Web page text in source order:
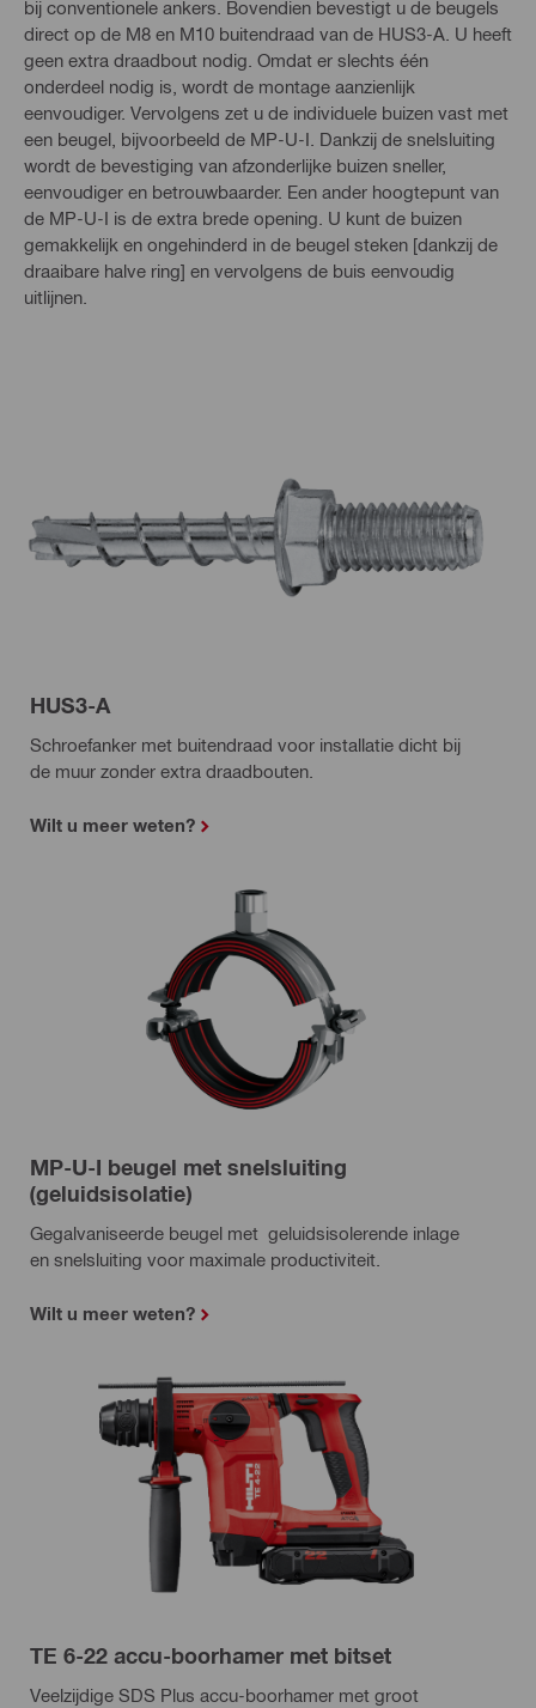
bij conventionele ankers. Bovendien bevestigt u de beugels
direct op de M8 en M10 buitendraad van de HUS3-A. U heeft
geen extra draadbout nodig. Omdat er slechts één
onderdeel nodig is, wordt de montage aanzienlijk
eenvoudiger. Vervolgens zet u de individuele buizen vast met
een beugel, bijvoorbeeld de MP-U-I. Dankzij de snelsluiting
wordt de bevestiging van afzonderlijke buizen sneller,
eenvoudiger en betrouwbaarder. Een ander hoogtepunt van
de MP-U-I is de extra brede opening. U kunt de buizen
gemakkelijk en ongehinderd in de beugel steken [dankzij de
draaibare halve ring] en vervolgens de buis eenvoudig
uitlijnen.
HUS3-A
Schroefanker met buitendraad voor installatie dicht bij
de muur zonder extra draadbouten.
Wilt u meer weten?
MP-U-I beugel met snelsluiting
(geluidsisolatie)
Gegalvaniseerde beugel met geluidsisolerende inlage
en snelsluiting voor maximale productiviteit.
Wilt u meer weten?
TE 6-22 accu-boorhamer met bitset
Veelzijdige SDS Plus accu-boorhamer met groot